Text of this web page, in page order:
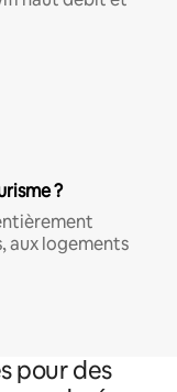
?
aux logements
pour des